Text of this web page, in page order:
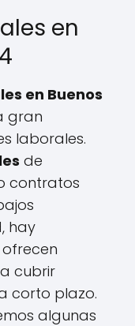
en
en Buenos
gran
laborales.
de
contratos
hay
cubrir
corto plazo.
algunas